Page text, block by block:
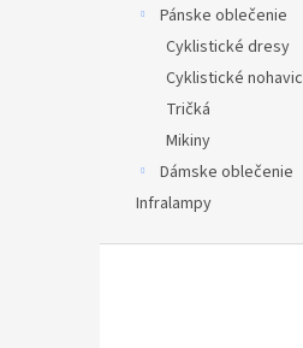
Pánske oblečenie
Cyklistické dresy
Cyklistické
Tričká
Mikiny
Dámske oblečenie
Infralampy